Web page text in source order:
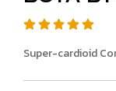
Super-cardioid